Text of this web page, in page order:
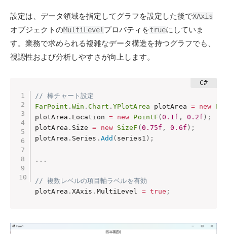
設定は、データ領域を指定してグラフを設定した後でXAxis
オブジェクトのMultiLevel プロパティをtrueにしていま
す。業務で求められる複雑なデータ構造を持つグラフでも、
視認性および分析しやすさが向上します。
// 棒チャート設定
FarPoint . Win .Chart . YPlotArea plotArea = new
plotArea . Location = new PointF (0.1f , 0.2f ) ;
plotArea . Size = new SizeF (0.75f , 0.6f ) ;
plotArea . Series . Add ( series1 ) ;
. . .
// 複数レベルの項目軸ラベルを有効
plotArea . XAxis . MultiLevel = true ;